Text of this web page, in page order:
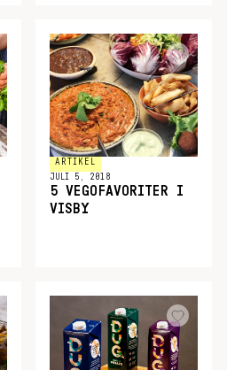
ARTIKEL
JULI 5, 2018
5 VEGOFAVORITER I
VISBY